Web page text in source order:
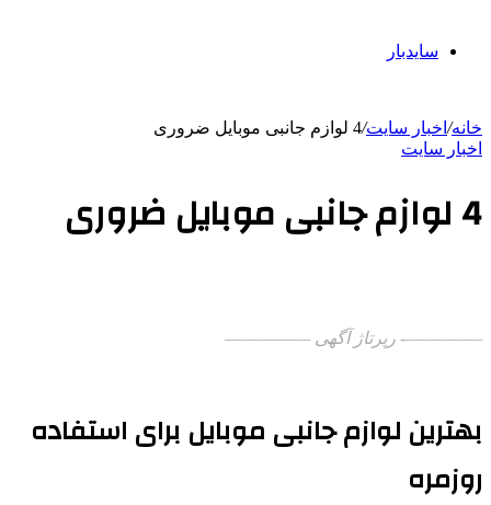
سایدبار
خانه/ اخبار سایت/4 لوازم جانبی موبایل ضروری
اخبار سایت
4 لوازم جانبی موبایل ضروری
—————- رپرتاژ آگهی —————–
بهترین لوازم جانبی موبایل برای استفاده
روزمره